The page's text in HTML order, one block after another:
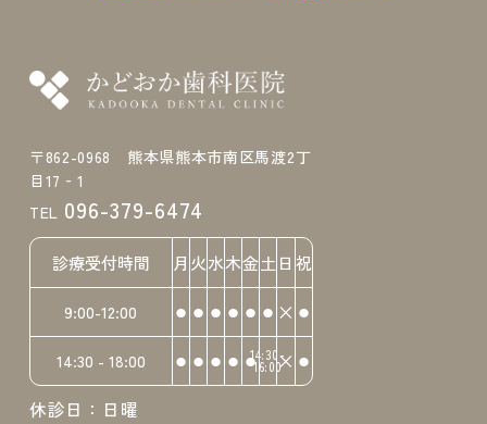
〒862-0968 熊本県熊本市南区馬渡2丁
目17‐1
TEL 096-379-6474
診療受付時間 月 火水木金土 日 祝
9:00-12:00 ⚫︎ ⚫︎ ⚫︎ ⚫︎ ⚫︎ ⚫︎ × ⚫︎
14:30 - 18:00 ⚫︎ ⚫︎ ⚫︎ ⚫︎ ⚫︎14:30-
16:00× ⚫︎
休診日：日曜